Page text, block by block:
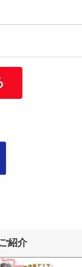
用いたします。
用します。
、「税務処理」な
紹介